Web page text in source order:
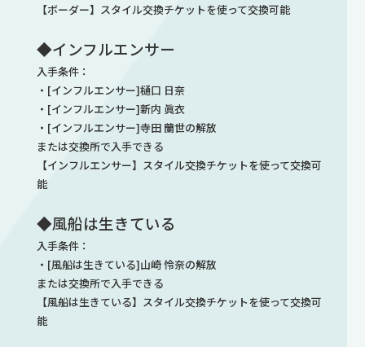
【ボーダー】スタイル交換チケットを使って交換可能
◆インフルエンサー
入手条件：
・[インフルエンサー]樋口 日奈
・[インフルエンサー]新内 眞衣
・[インフルエンサー]寺田 蘭世の解放
または交換所で入手できる
【インフルエンサー】スタイル交換チケットを使って交換可
能
◆風船は生きている
入手条件：
・[風船は生きている]山崎 怜奈の解放
または交換所で入手できる
【風船は生きている】スタイル交換チケットを使って交換可
能